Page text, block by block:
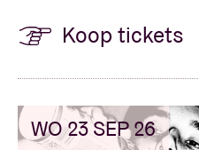
Koop tickets
WO 23 SEP 26